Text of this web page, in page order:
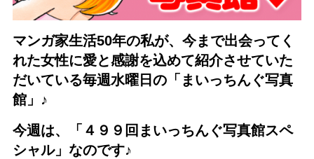
マンガ家生活50年の私が、今まで出会ってく
れた女性に愛と感謝を込めて紹介させていた
だいている毎週水曜日の「まいっちんぐ写真
館」♪
今週は、「４９９回まいっちんぐ写真館スペ
シャル」なのです♪